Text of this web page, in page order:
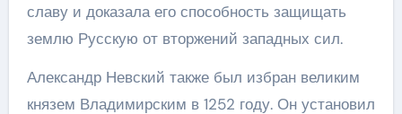
славу и доказала его способность защищать
землю Русскую от вторжений западных сил.
Александр Невский также был избран великим
князем Владимирским в 1252 году. Он установил